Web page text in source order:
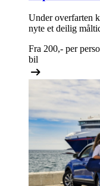
Under overfarten
nyte et deilig
Fra 200,- per
bil